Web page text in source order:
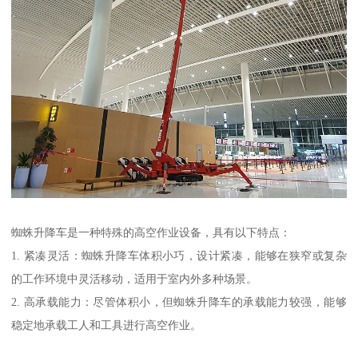
蜘蛛升降车是一种特殊的高空作业设备，具有以下特点：
1. 紧凑灵活：蜘蛛升降车体积小巧，设计紧凑，能够在狭窄或复杂
的工作环境中灵活移动，适用于室内外多种场景。
2. 高承载能力：尽管体积小，但蜘蛛升降车的承载能力较强，能够
稳定地承载工人和工具进行高空作业。